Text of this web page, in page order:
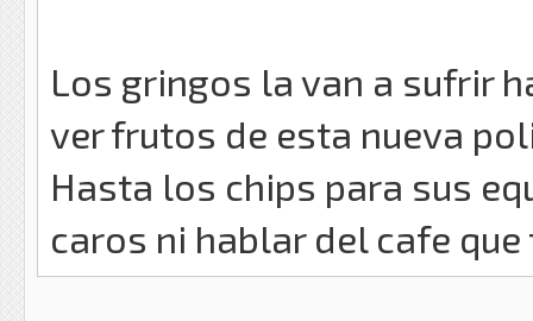
Los gringos la van a sufrir
ver frutos de esta nueva
Hasta los chips para sus
caros ni hablar del cafe